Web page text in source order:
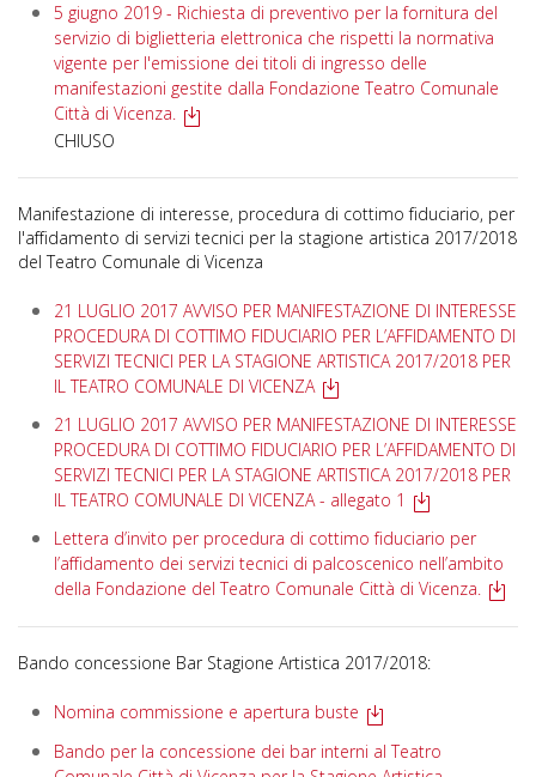
5 giugno 2019 - Richiesta di preventivo per la fornitura del
servizio di biglietteria elettronica che rispetti la normativa
vigente per l'emissione dei titoli di ingresso delle
manifestazioni gestite dalla Fondazione Teatro Comunale
Città di Vicenza.
CHIUSO
Manifestazione di interesse, procedura di cottimo fiduciario, per
l'affidamento di servizi tecnici per la stagione artistica 2017/2018
del Teatro Comunale di Vicenza
21 LUGLIO 2017 AVVISO PER MANIFESTAZIONE DI INTERESSE
PROCEDURA DI COTTIMO FIDUCIARIO PER L’AFFIDAMENTO DI
SERVIZI TECNICI PER LA STAGIONE ARTISTICA 2017/2018 PER
IL TEATRO COMUNALE DI VICENZA
21 LUGLIO 2017 AVVISO PER MANIFESTAZIONE DI INTERESSE
PROCEDURA DI COTTIMO FIDUCIARIO PER L’AFFIDAMENTO DI
SERVIZI TECNICI PER LA STAGIONE ARTISTICA 2017/2018 PER
IL TEATRO COMUNALE DI VICENZA - allegato 1
Lettera d’invito per procedura di cottimo fiduciario per
l’affidamento dei servizi tecnici di palcoscenico nell’ambito
della Fondazione del Teatro Comunale Città di Vicenza.
Bando concessione Bar Stagione Artistica 2017/2018:
Nomina commissione e apertura buste
Bando per la concessione dei bar interni al Teatro